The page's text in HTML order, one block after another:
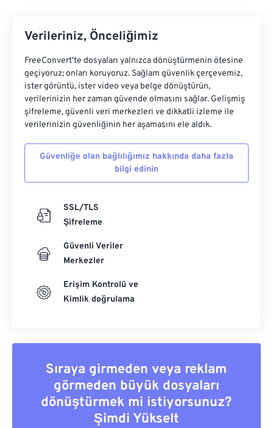
Verileriniz, Önceliğimiz
FreeConvert'te dosyaları yalnızca dönüştürmenin ötesine
geçiyoruz; onları koruyoruz. Sağlam güvenlik çerçevemiz,
ister görüntü, ister video veya belge dönüştürün,
verilerinizin her zaman güvende olmasını sağlar. Gelişmiş
şifreleme, güvenli veri merkezleri ve dikkatli izleme ile
verilerinizin güvenliğinin her aşamasını ele aldık.
Güvenliğe olan bağlılığımız hakkında daha fazla
bilgi edinin
SSL/TLS
Şifreleme
Güvenli Veriler
Merkezler
Erişim Kontrolü ve
Kimlik doğrulama
Sıraya girmeden veya reklam
görmeden büyük dosyaları
dönüştürmek mi istiyorsunuz?
Şimdi Yükselt